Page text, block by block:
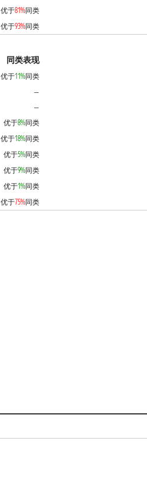
优于81%同类
优于93%同类
同类表现
优于11%同类
—
—
优于8%同类
优于18%同类
优于5%同类
优于9%同类
优于1%同类
优于75%同类